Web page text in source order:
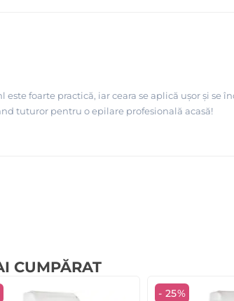
este foarte practică, iar ceara se aplică ușor și
tuturor pentru o epilare profesională acasă!
CUMPĂRAT
- 25%